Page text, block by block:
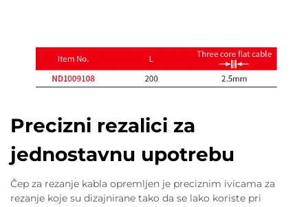
Precizni rezalici za
jednostavnu upotrebu
Čep za rezanje kabla opremljen je preciznim ivicama za
rezanje koje su dizajnirane tako da se lako koriste pri